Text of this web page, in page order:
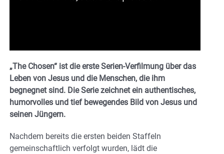
„The Chosen“ ist die erste Serien-Verfilmung über das
Leben von Jesus und die Menschen, die ihm
begnegnet sind. Die Serie zeichnet ein authentisches,
humorvolles und tief bewegendes Bild von Jesus und
seinen Jüngern.
Nachdem bereits die ersten beiden Staffeln
gemeinschaftlich verfolgt wurden, lädt die